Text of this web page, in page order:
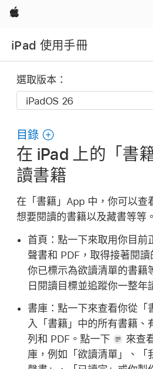
Apple
iPad 使用手冊
選取版本：
目錄
在 iPad 上的「書
讀書籍
在「書籍」App 中，你可以查
想要閱讀的書籍以及藏書等等。
首頁： 點一下來取用你目前
聲書和 PDF，取得接著閱
你已標示為欲讀清單的書籍
日閱讀目標並追蹤你一整年
書庫： 點一下來查看你從「
入「書籍」中的所有書籍、
列和 PDF。點一下
來查
庫，例如「欲讀清單」、「